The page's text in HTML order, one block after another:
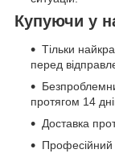
Купуючи у
Тільки
перед
протягом 14
Доставка
Професійний